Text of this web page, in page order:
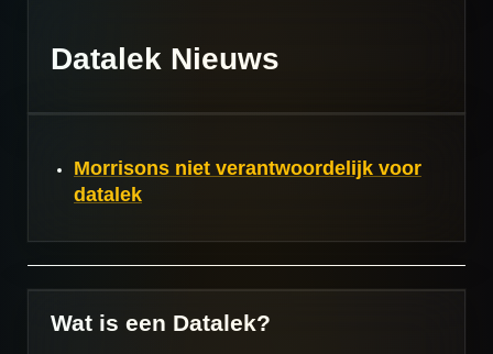
Datalek Nieuws
Morrisons niet verantwoordelijk voor
datalek
Wat is een Datalek?